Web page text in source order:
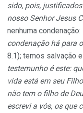
sido, pois,
nosso Senhor Jesus
nenhuma condenação:
condenação há para
8.1); temos salvação
testemunho é este:
vida está em seu
não tem o filho de
escrevi a vós, os que